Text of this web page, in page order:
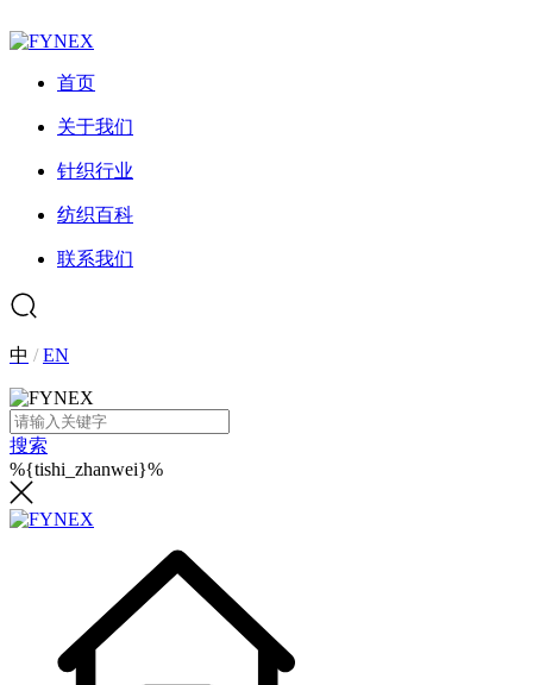
首页
关于我们
针织行业
纺织百科
联系我们
中 /EN
搜索
%{tishi_zhanwei}%